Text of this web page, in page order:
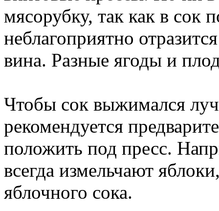
мясорубку, так как в сок
неблагоприятно
вина. Разные ягоды и
Чтобы сок выжимался
рекомендуется
положить под пресс.
всегда измельчают
яблочного сока.